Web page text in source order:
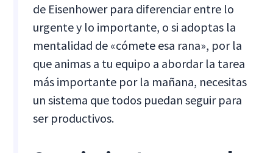
de Eisenhower para diferenciar entre lo
urgente y lo importante, o si adoptas la
mentalidad de «cómete esa rana», por la
que animas a tu equipo a abordar la tarea
más importante por la mañana, necesitas
un sistema que todos puedan seguir para
ser productivos.